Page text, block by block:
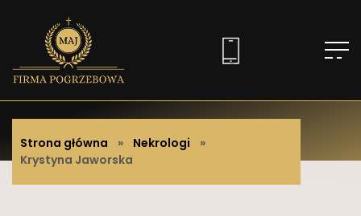
Strona główna » Nekrologi »
Krystyna Jaworska